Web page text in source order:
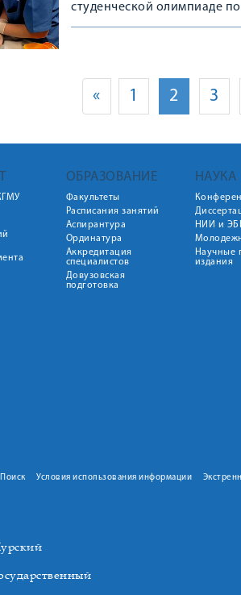
студенческой олимпиаде
« 1 2 3
ОБРАЗОВАНИЕ
Факультеты
Расписания занятий
Аспирантура
Ординатура
Аккредитация
специалистов
Довузовская
подготовка
НАУКА
НИИ и
Научные
издания
Поиск Условия использования информации